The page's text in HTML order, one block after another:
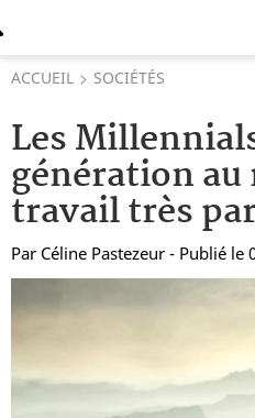
ACCUEIL SOCIÉTÉS
Les
génération
travail très
Par Céline Pastezeur - Publié le